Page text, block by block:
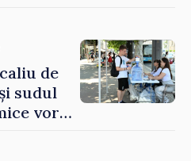
de
sudul
vor